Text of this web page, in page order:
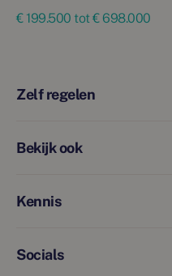
€ 199.500 tot € 698.000
Zelf regelen
Bekijk ook
Kennis
Socials